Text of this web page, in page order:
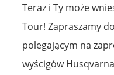
Teraz i Ty może
Tour! Zapraszamy
polegającym na
wyścigów